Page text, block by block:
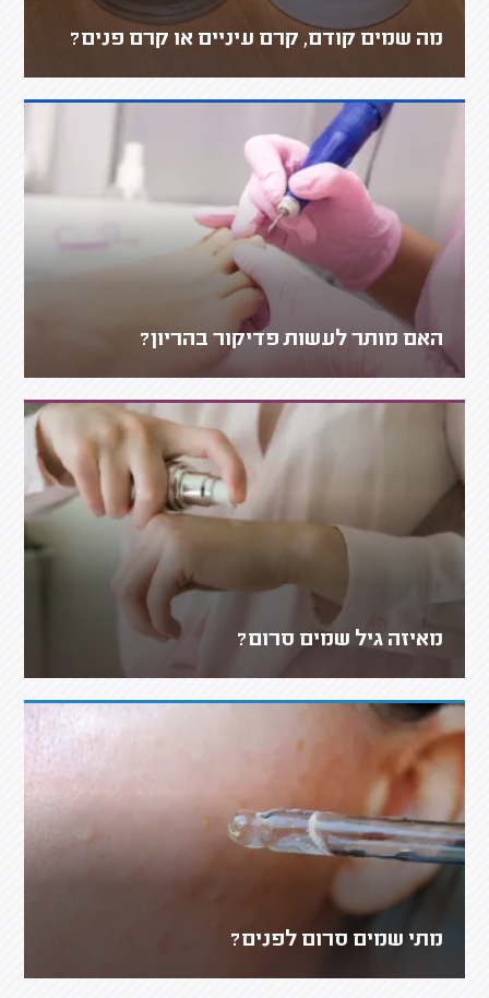
מה שמים קודם, קרם עיניים או קרם פנים?
האם מותר לעשות פדיקור בהריון?
מאיזה גיל שמים סרום?
מתי שמים סרום לפנים?